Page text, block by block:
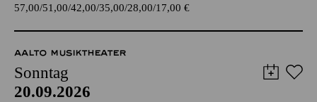
57,00 51,00 42,00 35,00 28,00 17,00 €
AALTO MUSIKTHEATER
Sonntag
20.09.2026